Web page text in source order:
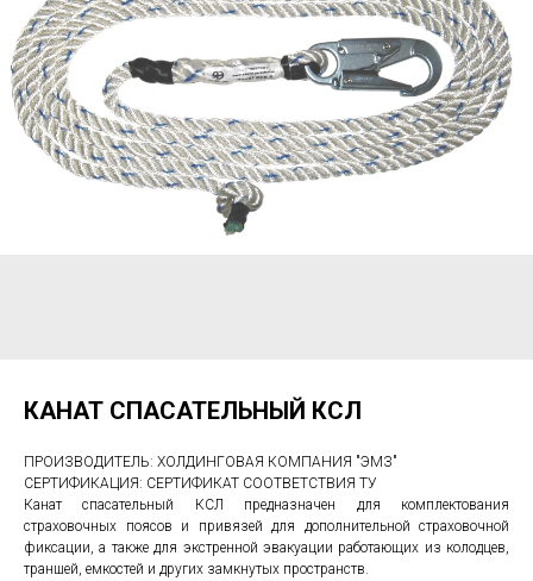
КАНАТ СПАСАТЕЛЬНЫЙ КСЛ
ПРОИЗВОДИТЕЛЬ: ХОЛДИНГОВАЯ КОМПАНИЯ "ЭМЗ"
СЕРТИФИКАЦИЯ: СЕРТИФИКАТ СООТВЕТСТВИЯ ТУ
Канат спасательный КСЛ предназначен для комплектования
страховочных поясов и привязей для дополнительной страховочной
фиксации, а также для экстренной эвакуации работающих из колодцев,
траншей, емкостей и других замкнутых пространств.